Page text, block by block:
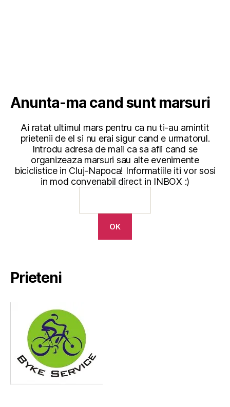
Anunta-ma cand sunt marsuri
Ai ratat ultimul mars pentru ca nu ti-au amintit
prietenii de el si nu erai sigur cand e urmatorul.
Introdu adresa de mail ca sa afli cand se
organizeaza marsuri sau alte evenimente
biciclistice in Cluj-Napoca! Informatiile iti vor sosi
in mod convenabil direct in INBOX :)
Prieteni